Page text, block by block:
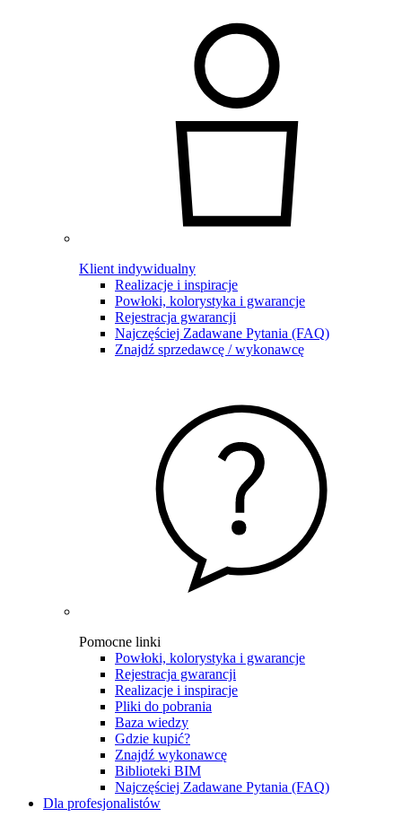
Klient indywidualny
Realizacje i inspiracje
Powłoki, kolorystyka i gwarancje
Rejestracja gwarancji
Najczęściej Zadawane Pytania (FAQ)
Znajdź sprzedawcę / wykonawcę
Pomocne linki
Powłoki, kolorystyka i gwarancje
Rejestracja gwarancji
Realizacje i inspiracje
Pliki do pobrania
Baza wiedzy
Gdzie kupić?
Znajdź wykonawcę
Biblioteki BIM
Najczęściej Zadawane Pytania (FAQ)
Dla profesjonalistów